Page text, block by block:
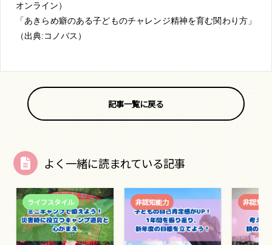
オンライン）
「あきらめ癖のある子どものチャレンジ精神を育む関わり方」
（出典:コノバス）
記事一覧に戻る
よく一緒に読まれている記事
ライフスタイル 非認知能力 非認知能